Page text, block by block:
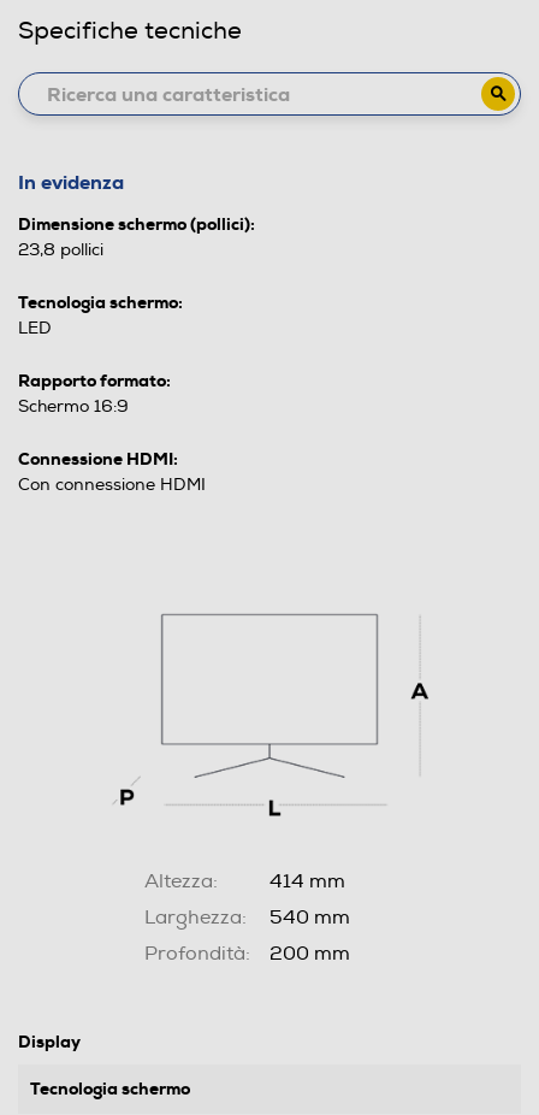
Specifiche tecniche
In evidenza
Dimensione schermo (pollici):
23,8 pollici
Tecnologia schermo:
LED
Rapporto formato:
Schermo 16:9
Connessione HDMI:
Con connessione HDMI
Altezza:
414 mm
Larghezza:
540 mm
Profondità:
200 mm
Display
Tecnologia schermo